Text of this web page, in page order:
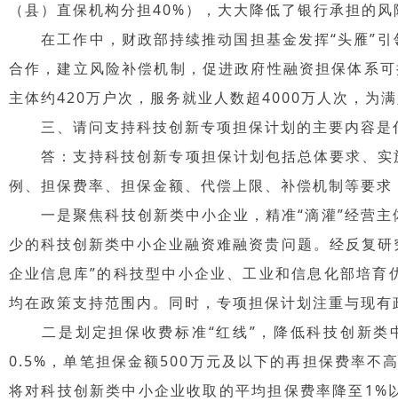
（县）直保机构分担40%），大大降低了银行承担的
在工作中，财政部持续推动国担基金发挥“头雁”引
合作，建立风险补偿机制，促进政府性融资担保体系
主体约420万户次，服务就业人数超4000万人次，为
三、请问支持科技创新专项担保计划的主要内容
答：支持科技创新专项担保计划包括总体要求、实
例、担保费率、担保金额、代偿上限、补偿机制等要
一是聚焦科技创新类中小企业，精准“滴灌”经营主
少的科技创新类中小企业融资难融资贵问题。经反复
企业信息库”的科技型中小企业、工业和信息化部培
均在政策支持范围内。同时，专项担保计划注重与现
二是划定担保收费标准“红线”，降低科技创新类
0.5%，单笔担保金额500万元及以下的再担保费率不
将对科技创新类中小企业收取的平均担保费率降至